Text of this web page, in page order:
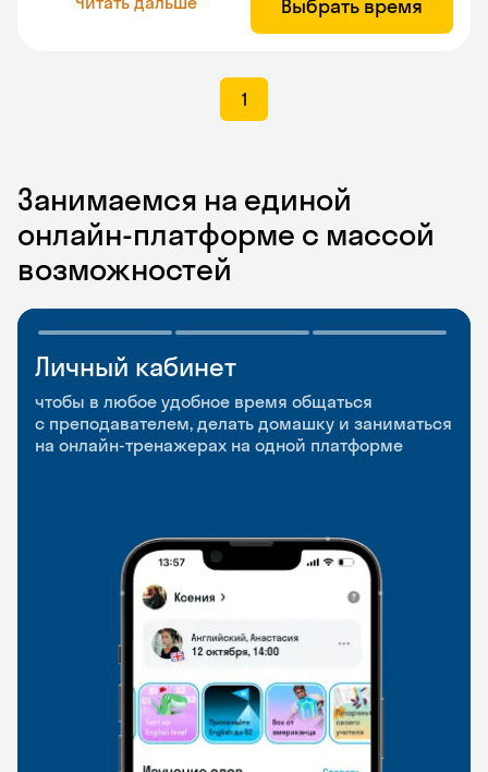
Выбрать время
1
Занимаемся на единой
онлайн-платформе с массой
возможностей
Личный кабинет
чтобы в любое удобное время общаться
с преподавателем, делать домашку и заниматься
на онлайн-тренажерах на одной платформе
Мобильное
приложение
чтобы заниматься и изучать новые слова где
и когда удобно
Разговорные клубы
и Talks
Групповые занятия для разговорной практики
и индивидуальные встречи с преподавателями